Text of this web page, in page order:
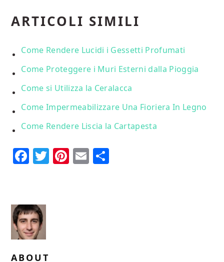
ARTICOLI SIMILI
Come Rendere Lucidi i Gessetti Profumati
Come Proteggere i Muri Esterni dalla Pioggia
Come si Utilizza la Ceralacca
Come Impermeabilizzare Una Fioriera In Legno
Come Rendere Liscia la Cartapesta
Facebook
Twitter
Pinterest
Email
ABOUT